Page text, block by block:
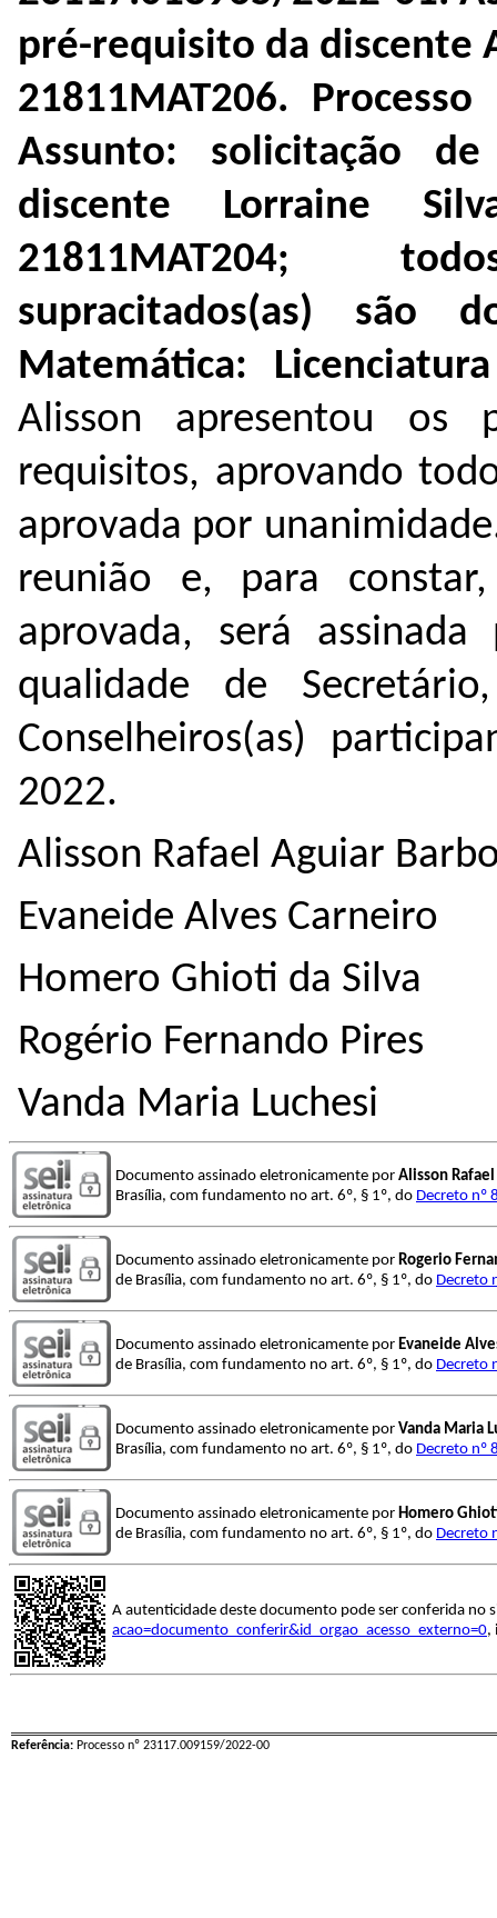
pré-requisito da discente
21811MAT206.
Assunto: solicitação
discente Lorraine
21811MAT204;
supracitados(as) são
Matemática:
Alisson apresentou os
requisitos, aprovando
aprovada por
reunião e, para
aprovada, será
qualidade de
Conselheiros(as)
2022.
Alisson Rafael Aguiar
Evaneide Alves Carneiro
Homero Ghioti da Silva
Rogério Fernando Pires
Vanda Maria Luchesi
Documento assinado eletronicamente por Alisson
Brasília, com fundamento no art. 6º, § 1º, do Decreto nº
Documento assinado eletronicamente por Rogerio
de Brasília, com fundamento no art. 6º, § 1º, do Decreto
Documento assinado eletronicamente por Evaneide
de Brasília, com fundamento no art. 6º, § 1º, do Decreto
Documento assinado eletronicamente por Vanda Maria
Brasília, com fundamento no art. 6º, § 1º, do Decreto nº
Documento assinado eletronicamente por Homero
de Brasília, com fundamento no art. 6º, § 1º, do Decreto
A autenticidade deste documento pode ser conferida no
acao=documento_conferir&id_orgao_acesso_externo=0,
Referência: Processo nº 23117.009159/2022-00